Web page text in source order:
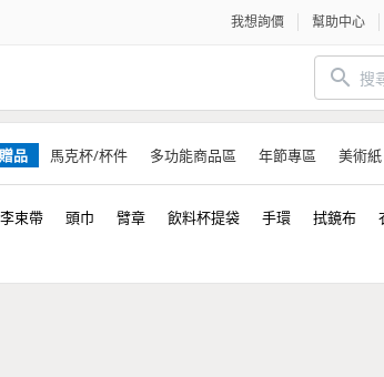
我想詢價 幫助中心
品 馬克杯/杯件 多功能商品區 年節專區 美術紙
束帶 頭巾 臂章 飲料杯提袋 手環 拭鏡布